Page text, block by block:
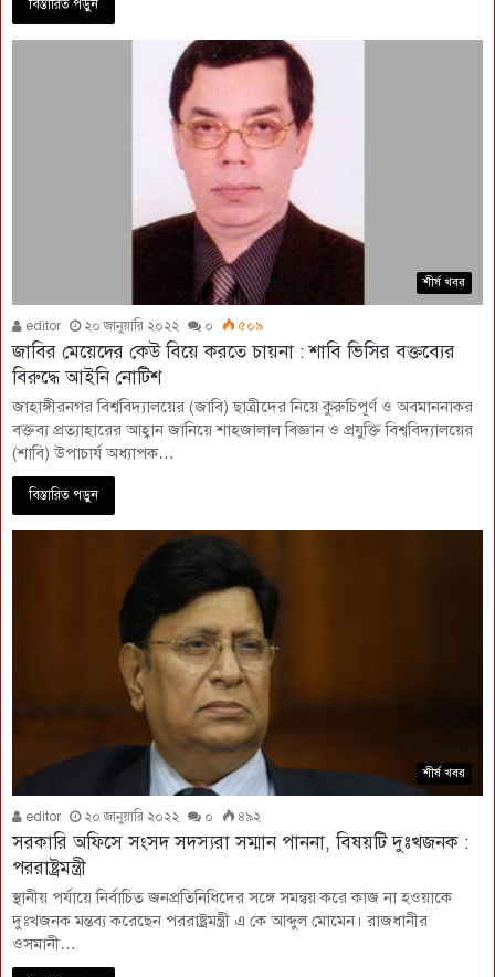
বিস্তারিত পড়ুন
শীর্ষ খবর
editor ২০ জানুয়ারি ২০২২ ০ ৫০৯
জাবির মেয়েদের কেউ বিয়ে করতে চায়না : শাবি ভিসির বক্তব্যের
বিরুদ্ধে আইনি নোটিশ
জাহাঙ্গীরনগর বিশ্ববিদ্যালয়ের (জাবি) ছাত্রীদের নিয়ে কুরুচিপূর্ণ ও অবমাননাকর
বক্তব্য প্রত্যাহারের আহ্বান জানিয়ে শাহজালাল বিজ্ঞান ও প্রযুক্তি বিশ্ববিদ্যালয়ের
(শাবি) উপাচার্য অধ্যাপক…
বিস্তারিত পড়ুন
শীর্ষ খবর
editor ২০ জানুয়ারি ২০২২ ০ ৪৯২
সরকারি অফিসে সংসদ সদস্যরা সম্মান পাননা, বিষয়টি দুঃখজনক :
পররাষ্ট্রমন্ত্রী
স্থানীয় পর্যায়ে নির্বাচিত জনপ্রতিনিধিদের সঙ্গে সমন্বয় করে কাজ না হওয়াকে
দুঃখজনক মন্তব্য করেছেন পররাষ্ট্রমন্ত্রী এ কে আব্দুল মোমেন। রাজধানীর
ওসমানী…